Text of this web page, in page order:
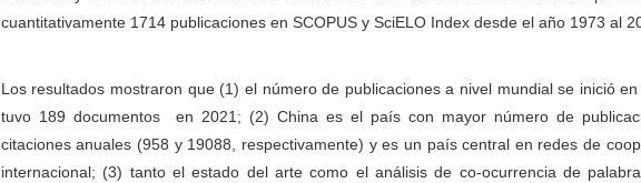
cuantitativamente 1714 publicaciones en SCOPUS y SciELO Index desde el año 1973 al
Los resultados mostraron que (1) el número de publicaciones a nivel mundial se inició
tuvo 189 documentos en 2021; (2) China es el país con mayor número de
citaciones anuales (958 y 19088, respectivamente) y es un país central en redes de
internacional; (3) tanto el estado del arte como el análisis de co-ocurrencia de